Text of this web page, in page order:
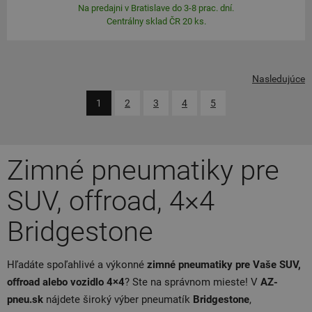
Na predajni v Bratislave do 3-8 prac. dní.
Centrálny sklad ČR 20 ks.
1 2 3 4 5
Nasledujúce
Zimné pneumatiky pre
SUV, offroad, 4×4
Bridgestone
Hľadáte spoľahlivé a výkonné zimné pneumatiky pre Vaše SUV,
offroad alebo vozidlo 4×4? Ste na správnom mieste! V AZ-
pneu.sk nájdete široký výber pneumatík Bridgestone,